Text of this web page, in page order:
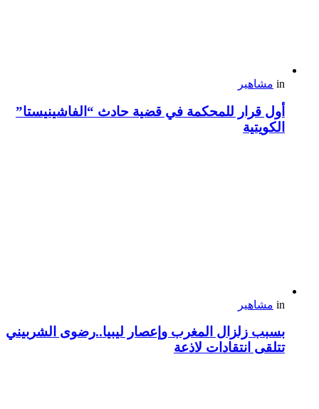
in مشاهير
أول قرار للمحكمة في قضية حادث “الفاشينيستا”
الكويتية
in مشاهير
بسبب زلزال المغرب وإعصار ليبيا..رضوى الشربيني
تتلقى انتقادات لاذعة